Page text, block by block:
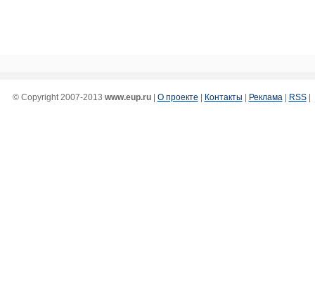
© Copyright 2007-2013 www.eup.ru| О проекте Контакты Реклама| RSS|